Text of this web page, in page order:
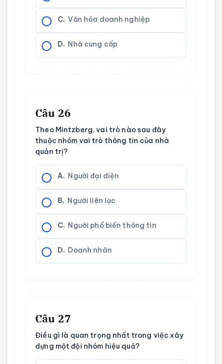
C. Văn hóa doanh nghiệp
D. Nhà cung cấp
Câu 26
Theo Mintzberg, vai trò nào sau đây
thuộc nhóm vai trò thông tin của nhà
quản trị?
A. Người đại diện
B. Người liên lạc
C. Người phổ biến thông tin
D. Doanh nhân
Câu 27
Điều gì là quan trọng nhất trong việc xây
dựng một đội nhóm hiệu quả?